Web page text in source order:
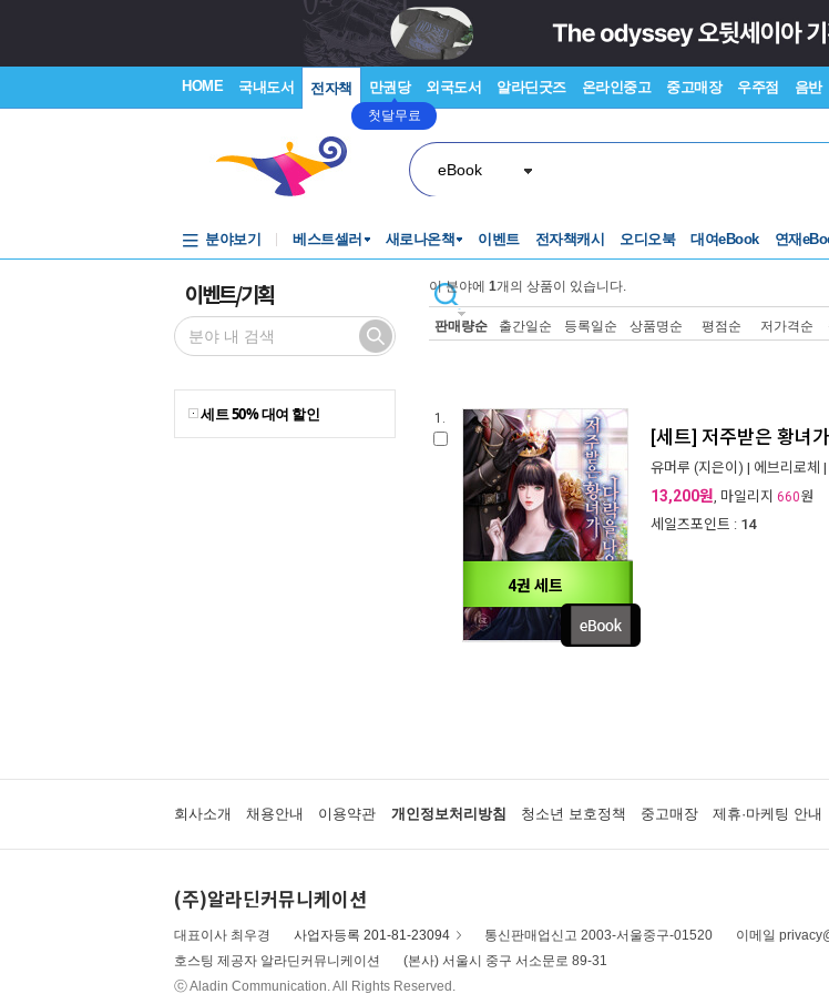
HOME 국내도서 전자책 만권당
첫달무료
외국도서 알라딘굿즈 온라인중고 중고매장 우주점 음반
eBook
분야보기 베스트셀러 새로나온책 이벤트 전자책캐시 오디오북 대여eBook 연재
이벤트/기획
세트 50% 대여 할인
이 분야에 1개의 상품이 있습니다.
판매량순 출간일순 등록일순 상품명순 평점순 저가격순
1.
4권 세트
[세트] 저주받은 황녀
유머루 (지은이) | 에브리로체
13,200원, 마일리지 660원
세일즈포인트 : 14
회사소개 채용안내 이용약관 개인정보처리방침 청소년 보호정책 중고매장 제휴·마케팅 안내
(주)알라딘커뮤니케이션
대표이사 최우경 사업자등록 201-81-23094 통신판매업신고 2003-서울중구-01520
이메일
호스팅 제공자 알라딘커뮤니케이션
(본사) 서울시 중구 서소문로 89-31
ⓒ Aladin Communication. All Rights Reserved.